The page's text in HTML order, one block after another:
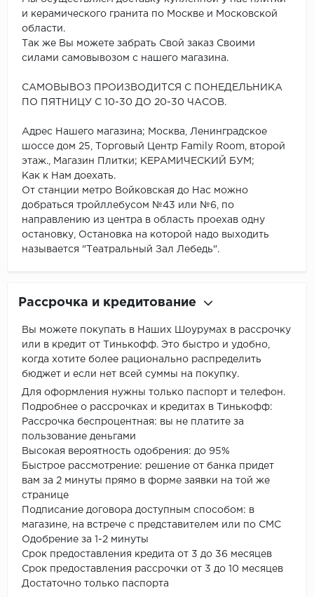
и керамического гранита по Москве и Московской
области.
Так же Вы можете забрать Свой заказ Своими
силами самовывозом с нашего магазина.
САМОВЫВОЗ ПРОИЗВОДИТСЯ С ПОНЕДЕЛЬНИКА
ПО ПЯТНИЦУ С 10-30 ДО 20-30 ЧАСОВ.
Адрес Нашего магазина; Москва, Ленинградское
шоссе дом 25, Торговый Центр Family Room, второй
этаж., Магазин Плитки; КЕРАМИЧЕСКИЙ БУМ;
Как к Нам доехать.
От станции метро Войковская до Нас можно
добраться тройллебусом №43 или №6, по
направлению из центра в область проехав одну
остановку, Остановка на которой надо выходить
называется "Театральный Зал Лебедь".
Рассрочка и кредитование
Вы можете покупать в Наших Шоурумах в рассрочку
или в кредит от Тинькофф. Это быстро и удобно,
когда хотите более рационально распределить
бюджет и если нет всей суммы на покупку.
Для оформления нужны только паспорт и телефон.
Подробнее о рассрочках и кредитах в Тинькофф:
Рассрочка беспроцентная: вы не платите за
пользование деньгами
Высокая вероятность одобрения: до 95%
Быстрое рассмотрение: решение от банка придет
вам за 2 минуты прямо в форме заявки на той же
странице
Подписание договора доступным способом: в
магазине, на встрече с представителем или по СМС
Одобрение за 1-2 минуты
Срок предоставления кредита от 3 до 36 месяцев
Срок предоставления рассрочки от 3 до 10 месяцев
Достаточно только паспорта